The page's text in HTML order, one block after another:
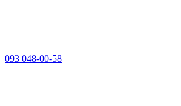
093 048-00-58